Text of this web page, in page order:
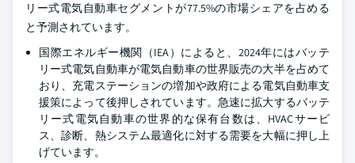
リー式電気自動車セグメントが77.5%の市場シェアを占める
と予測されています。
国際エネルギー機関（IEA）によると、2024年にはバッテ
リー式電気自動車が電気自動車の世界販売の大半を占めて
おり、充電ステーションの増加や政府による電気自動車支
援策によって後押しされています。急速に拡大するバッテ
リー式電気自動車の世界的な保有台数は、HVACサービ
ス、診断、熱システム最適化に対する需要を大幅に押し上
げています。